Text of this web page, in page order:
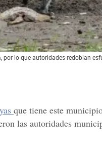
por lo que autoridades redoblan
que tiene este
las autoridades